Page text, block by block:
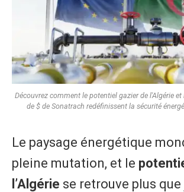
Découvrez comment le potentiel gazier de l'Algérie
de $ de Sonatrach redéfinissent la sécurité
Le paysage énergétique
pleine mutation, et le
l’Algérie se retrouve plus